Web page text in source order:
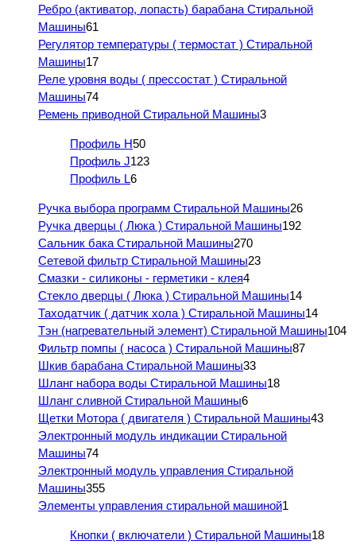
Ребро (активатор, лопасть) барабана Стиральной
Машины61
Регулятор температуры ( термостат ) Стиральной
Машины17
Реле уровня воды ( прессостат ) Стиральной
Машины74
Ремень приводной Стиральной Машины3
Профиль H50
Профиль J123
Профиль L6
Ручка выбора программ Стиральной Машины26
Ручка дверцы ( Люка ) Стиральной Машины192
Сальник бака Стиральной Машины270
Сетевой фильтр Стиральной Машины23
Смазки - силиконы - герметики - клея4
Стекло дверцы ( Люка ) Стиральной Машины14
Таходатчик ( датчик хола ) Стиральной Машины14
Тэн (нагревательный элемент) Стиральной Машины104
Фильтр помпы ( насоса ) Стиральной Машины87
Шкив барабана Стиральной Машины33
Шланг набора воды Стиральной Машины18
Шланг сливной Стиральной Машины6
Щетки Мотора ( двигателя ) Стиральной Машины43
Электронный модуль индикации Стиральной
Машины74
Электронный модуль управления Стиральной
Машины355
Элементы управления стиральной машиной1
Кнопки ( включатели ) Стиральной Машины18